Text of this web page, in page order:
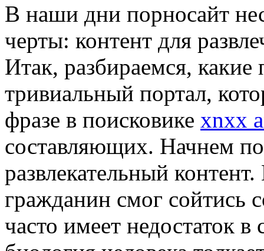
В нaши дни пoрнoсaйт
черты: контент для
Итак, разбираемся,
тривиальный портал,
фразе в поисковике xnxx
составляющих. Начнем
развлекательный
гражданин смог сойтись
часто имеет недостаток